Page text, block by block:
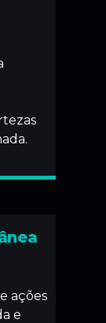
ações
e